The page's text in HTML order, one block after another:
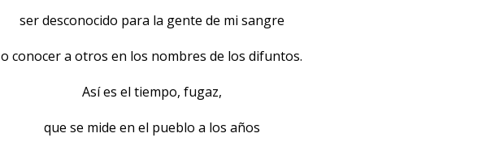
ser desconocido para la gente de mi sangre
o conocer a otros en los nombres de los difuntos.
Así es el tiempo, fugaz,
que se mide en el pueblo a los años